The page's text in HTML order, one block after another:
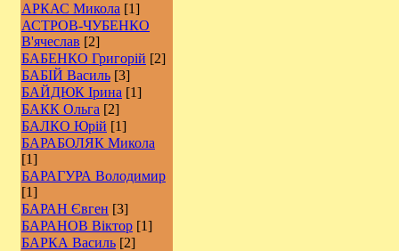
АРКАС Микола [1]
АСТРОВ-ЧУБЕНКО
В'ячеслав [2]
БАБЕНКО Григорій [2]
БАБІЙ Василь [3]
БАЙДЮК Ірина [1]
БАКК Ольга [2]
БАЛКО Юрій [1]
БАРАБОЛЯК Микола
[1]
БАРАГУРА Володимир
[1]
БАРАН Євген [3]
БАРАНОВ Віктор [1]
БАРКА Василь [2]